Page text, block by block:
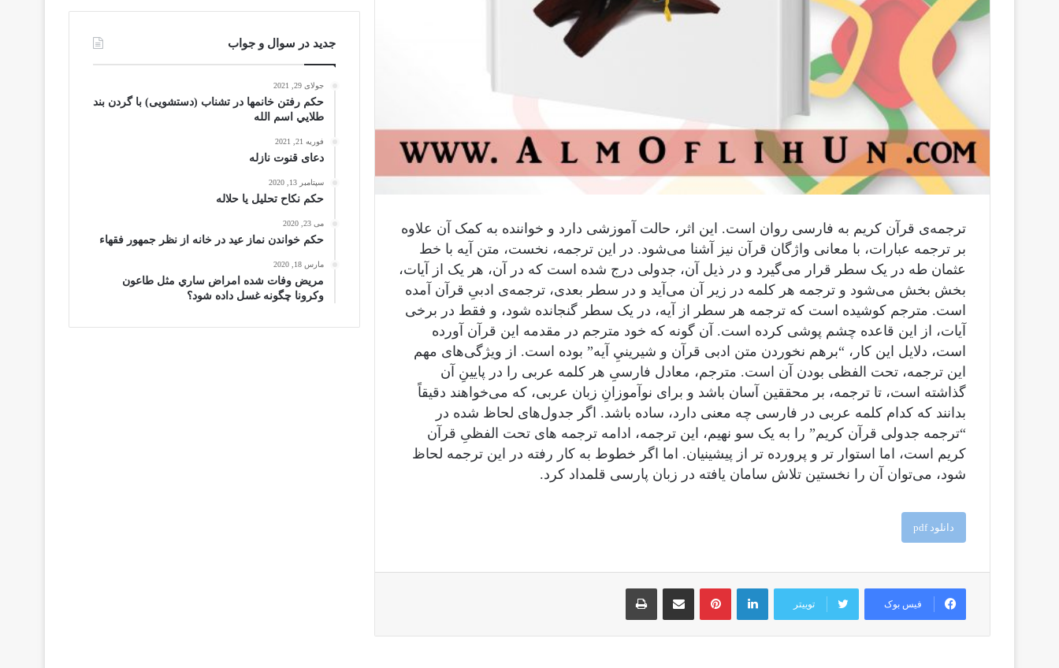
ترجمه‌ی قرآن کریم به فارسی روان است. این اثر، حالت آموزشی دارد و خواننده به کمک آن علاوه
بر ترجمه عبارات، با معانی واژگان قرآن نیز آشنا می‌شود. در این ترجمه، نخست، متن آیه با خط
عثمان طه در یک سطر قرار می‌گیرد و در ذیل آن، جدولی درج شده است که در آن، هر یک از آیات،
بخش بخش می‌شود و ترجمه هر کلمه در زیر آن می‌آید و در سطر بعدی، ترجمه‌ی ادبیِ قرآن آمده
است. مترجم کوشیده است که ترجمه هر سطر از آیه، در یک سطر گنجانده شود، و فقط در برخی
آیات، از این قاعده چشم پوشی کرده است. آن گونه که خود مترجم در مقدمه این قرآن آورده
است، دلایل این کار، “برهم نخوردن متن ادبی قرآن و شیرینيِ آیه” بوده است. از ویژگی‌های مهم
این ترجمه، تحت الفظی بودن آن است. مترجم، معادل فارسیِ هر کلمه عربی را در پایینِ آن
گذاشته است، تا ترجمه، بر محققین آسان باشد و برای نوآموزانِ زبان عربی، که می‌خواهند دقیقاً
بدانند که کدام کلمه عربی در فارسی چه معنی دارد، ساده باشد. اگر جدول‌های لحاظ شده در
“ترجمه جدولی قرآن کریم” را به یک سو نهیم، این ترجمه، ادامه ترجمه های تحت الفظیِ قرآن
کریم است، اما استوار تر و پرورده تر از پیشینیان. اما اگر خطوط به کار رفته در این ترجمه لحاظ
شود، می‌توان آن را نخستین تلاش سامان یافته در زبان پارسی قلمداد کرد.
دانلود pdf
فیس بوک توییتر
لینکدین ‫پین‌ترست اشتراک گذاری از طریق ایمیل
سیرت اخلاقی پیامبر اکرم علیه الصلاه و
جدید در سوال و جواب
جولای 29, 2021
حکم رفتن خانمها در تشناب (دستشویی) با گردن بند
طلايي اسم الله
فوریه 21, 2021
دعای قنوت نازله
سپتامبر 13, 2020
حکم نکاح تحلیل یا حلاله
می 23, 2020
حكم خواندن نماز عيد در خانه از نظر جمهور فقهاء
مارس 18, 2020
مریض وفات شده امراض ساري مثل طاعون
وكرونا چگونه غسل داده شود؟